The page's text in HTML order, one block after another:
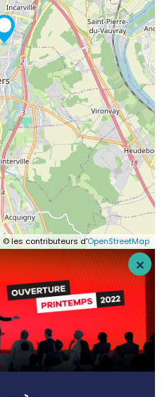
© les contributeurs d'OpenStreetMap